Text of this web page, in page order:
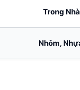
Trong
Nhôm,